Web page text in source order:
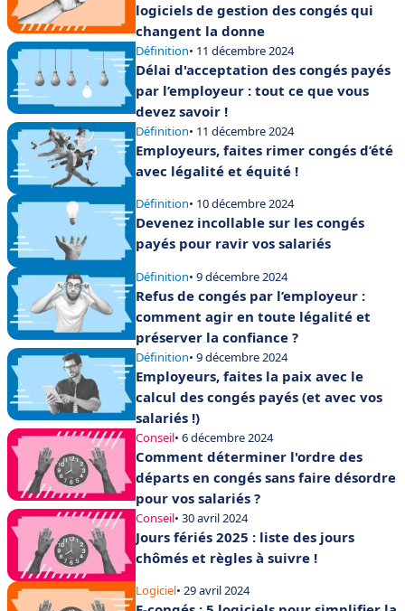
logiciels de gestion des congés qui
changent la donne
Définition• 11 décembre 2024
Délai d'acceptation des congés payés
par l’employeur : tout ce que vous
devez savoir !
Définition• 11 décembre 2024
Employeurs, faites rimer congés d’été
avec légalité et équité !
Définition• 10 décembre 2024
Devenez incollable sur les congés
payés pour ravir vos salariés
Définition• 9 décembre 2024
Refus de congés par l’employeur :
comment agir en toute légalité et
préserver la confiance ?
Définition• 9 décembre 2024
Employeurs, faites la paix avec le
calcul des congés payés (et avec vos
salariés !)
Conseil• 6 décembre 2024
Comment déterminer l'ordre des
départs en congés sans faire désordre
pour vos salariés ?
Conseil• 30 avril 2024
Jours fériés 2025 : liste des jours
chômés et règles à suivre !
Logiciel• 29 avril 2024